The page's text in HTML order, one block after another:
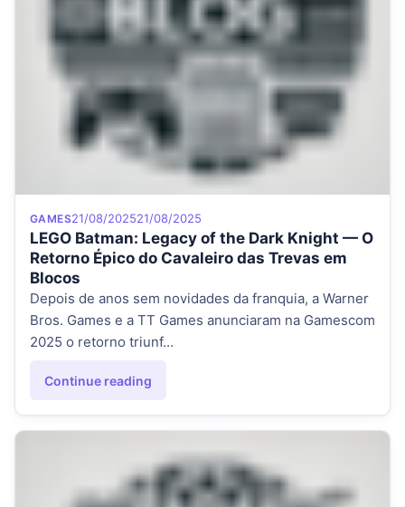
Category
GAMESPosted on
21/08/202521/08/2025
LEGO Batman: Legacy of the Dark Knight — O
Retorno Épico do Cavaleiro das Trevas em
Blocos
Depois de anos sem novidades da franquia, a Warner
Bros. Games e a TT Games anunciaram na Gamescom
2025 o retorno triunf…
Continue reading
"LEGO Batman: Legacy of the Dark Knight — O Retorno